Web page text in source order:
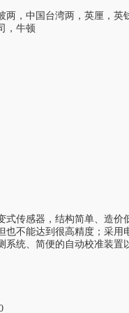
，中国台湾两，英厘，英
，牛顿
式传感器，结构简单、造价
也不能达到很高精度；采用
系统、简便的自动校准装置